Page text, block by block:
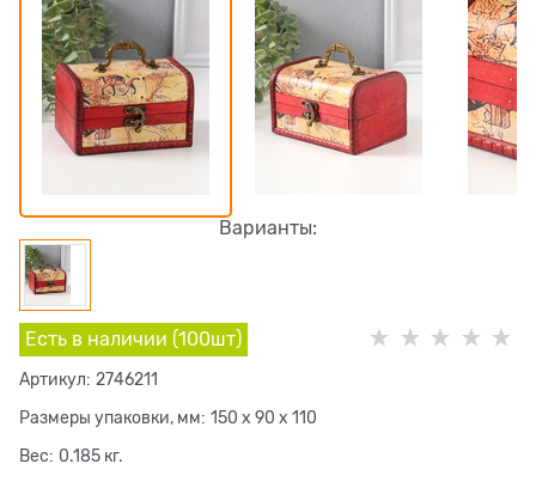
Варианты:
Есть в наличии (100шт)
Артикул: 2746211
Размеры упаковки, мм: 150 x 90 x 110
Вес: 0.185 кг.